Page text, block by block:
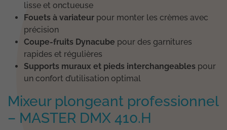
lisse et onctueuse
Fouets à variateur pour monter les crèmes avec
précision
Coupe-fruits Dynacube pour des garnitures
rapides et régulières
Supports muraux et pieds interchangeables pour
un confort d’utilisation optimal
Mixeur plongeant professionnel
– MASTER DMX 410.H